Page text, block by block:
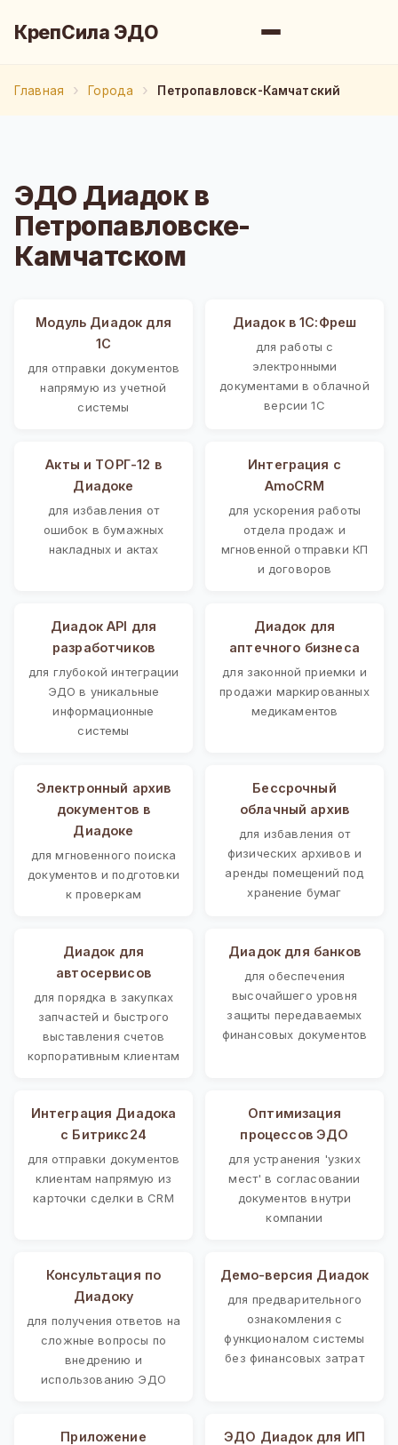
КрепСила ЭДО
Главная Города Петропавловск-Камчатский
ЭДО Диадок в
Петропавловске-
Камчатском
Модуль Диадок для
1С
для отправки документов
напрямую из учетной
системы
Диадок в 1С:Фреш
для работы с
электронными
документами в облачной
версии 1С
Акты и ТОРГ-12 в
Диадоке
для избавления от
ошибок в бумажных
накладных и актах
Интеграция с
AmoCRM
для ускорения работы
отдела продаж и
мгновенной отправки КП
и договоров
Диадок API для
разработчиков
для глубокой интеграции
ЭДО в уникальные
информационные
системы
Диадок для
аптечного бизнеса
для законной приемки и
продажи маркированных
медикаментов
Электронный архив
документов в
Диадоке
для мгновенного поиска
документов и подготовки
к проверкам
Бессрочный
облачный архив
для избавления от
физических архивов и
аренды помещений под
хранение бумаг
Диадок для
автосервисов
для порядка в закупках
запчастей и быстрого
выставления счетов
корпоративным клиентам
Диадок для банков
для обеспечения
высочайшего уровня
защиты передаваемых
финансовых документов
Интеграция Диадока
с Битрикс24
для отправки документов
клиентам напрямую из
карточки сделки в CRM
Оптимизация
процессов ЭДО
для устранения 'узких
мест' в согласовании
документов внутри
компании
Консультация по
Диадоку
для получения ответов на
сложные вопросы по
внедрению и
использованию ЭДО
Демо-версия Диадок
для предварительного
ознакомления с
функционалом системы
без финансовых затрат
Приложение
ЭДО Диадок для ИП